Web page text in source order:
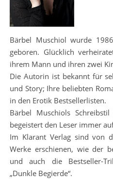
Bärbel Muschiol wurde
geboren. Glücklich
ihrem Mann und ihren zwei
Die Autorin ist bekannt für
und Story; Ihre beliebten
in den Erotik Bestsellerlisten.
Bärbel Muschiols
begeistert den Leser immer
Im Klarant Verlag sind von
Werke erschienen, wie der
und auch die Bestseller-
„Dunkle Begierde“.